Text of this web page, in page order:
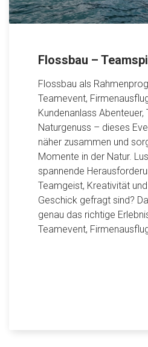
Flossbau –
Flossbau als
Teamevent,
Kundenanlass
Naturgenuss – dieses
näher zusammen und
Momente in der Natur.
spannende
Teamgeist, Kreativität
Geschick gefragt sind?
genau das richtige
Teamevent,